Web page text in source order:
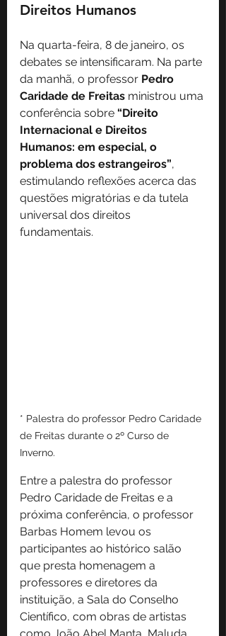
Direitos Humanos
Na quarta-feira, 8 de janeiro, os
debates se intensificaram. Na parte
da manhã, o professor Pedro
Caridade de Freitas ministrou uma
conferência sobre “Direito
Internacional e Direitos
Humanos: em especial, o
problema dos estrangeiros”,
estimulando reflexões acerca das
questões migratórias e da tutela
universal dos direitos
fundamentais.
* Palestra do professor Pedro Caridade
de Freitas durante o 2º Curso de
Inverno.
Entre a palestra do professor
Pedro Caridade de Freitas e a
próxima conferência, o professor
Barbas Homem levou os
participantes ao histórico salão
que presta homenagem a
professores e diretores da
instituição, a Sala do Conselho
Científico, com obras de artistas
como João Abel Manta, Maluda,